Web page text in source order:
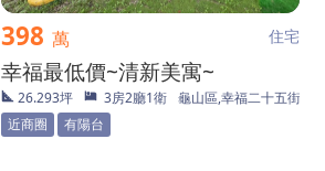
398 萬 住宅
幸福最低價~清新美寓~
26.293坪 3房2廳1衛 龜山區,幸福二十五街
近商圈
有陽台